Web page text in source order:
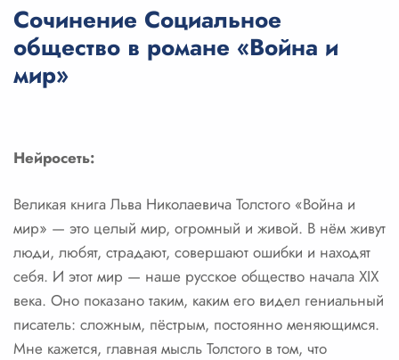
Вход
Вход с Telegram
Сочинение Социальное
общество в романе «Война и
мир»
Нейросеть:
Великая книга Льва Николаевича Толстого «Война и
мир» — это целый мир, огромный и живой. В нём живут
люди, любят, страдают, совершают ошибки и находят
себя. И этот мир — наше русское общество начала XIX
века. Оно показано таким, каким его видел гениальный
писатель: сложным, пёстрым, постоянно меняющимся.
Мне кажется, главная мысль Толстого в том, что